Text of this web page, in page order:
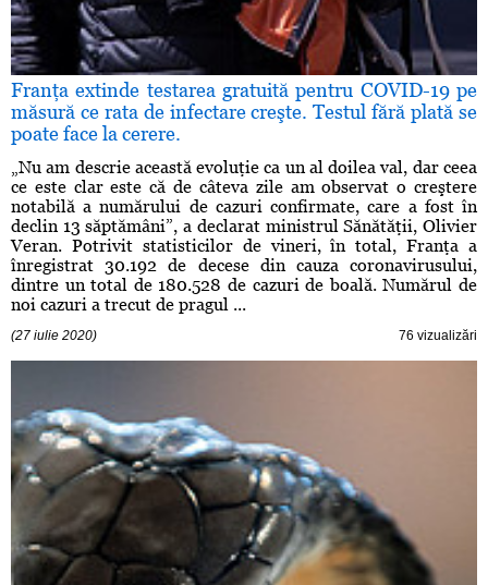
Franţa extinde testarea gratuită pentru COVID-19 pe
măsură ce rata de infectare creşte. Testul fără plată se
poate face la cerere.
„Nu am descrie această evoluţie ca un al doilea val, dar ceea
ce este clar este că de câteva zile am observat o creştere
notabilă a numărului de cazuri confirmate, care a fost în
declin 13 săptămâni”, a declarat ministrul Sănătăţii, Olivier
Veran. Potrivit statisticilor de vineri, în total, Franţa a
înregistrat 30.192 de decese din cauza coronavirusului,
dintre un total de 180.528 de cazuri de boală. Numărul de
noi cazuri a trecut de pragul ...
(27 iulie 2020) 76 vizualizări